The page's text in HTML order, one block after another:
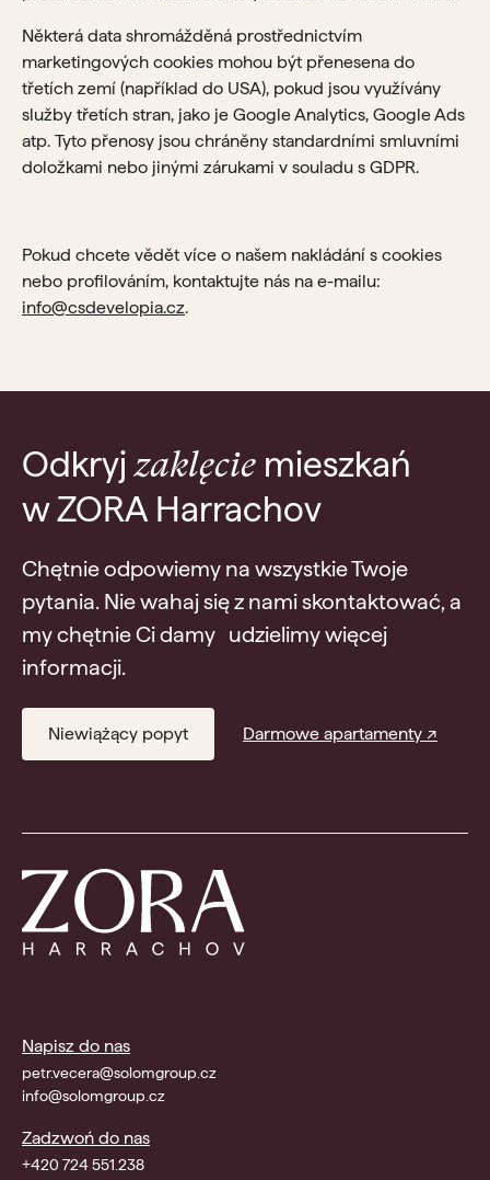
Některá data shromážděná prostřednictvím
marketingových cookies mohou být přenesena do
třetích zemí (například do USA), pokud jsou využívány
služby třetích stran, jako je Google Analytics, Google Ads
atp. Tyto přenosy jsou chráněny standardními smluvními
doložkami nebo jinými zárukami v souladu s GDPR.
Pokud chcete vědět více o našem nakládání s cookies
nebo profilováním, kontaktujte nás na e-mailu:
info@csdevelopia.cz.
Odkryjzaklęcie mieszkań
w ZORA Harrachov
Chętnie odpowiemy na wszystkie Twoje
pytania. Nie wahaj się z nami skontaktować, a
my chętnie Ci damy udzielimy więcej
informacji.
Niewiążący popyt Darmowe apartamenty ↗
Napisz do nas
petr.vecera@solomgroup.cz
info@solomgroup.cz
Zadzwoń do nas
+420 724 551.238